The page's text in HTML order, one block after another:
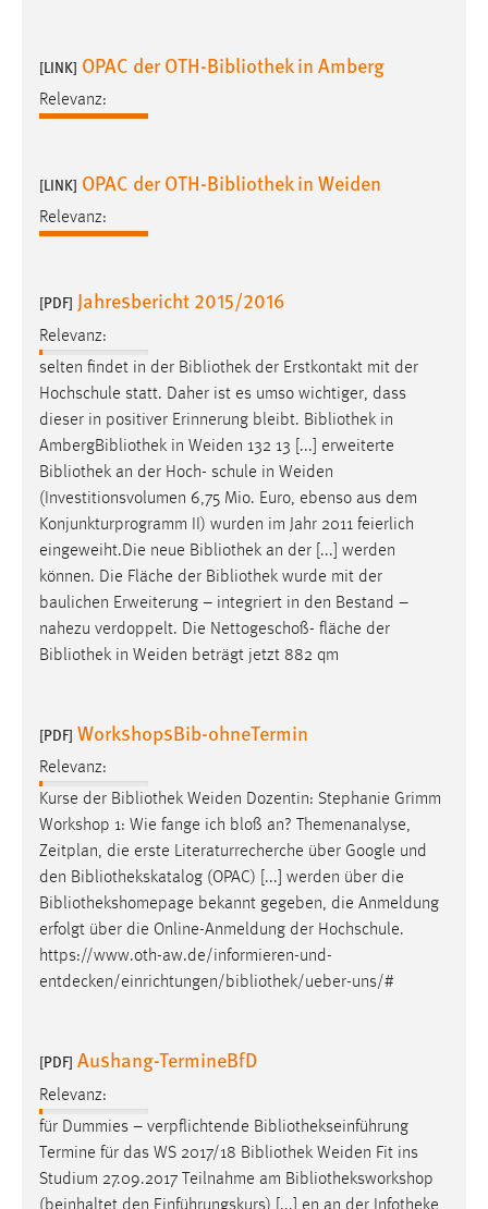
[LINK] OPAC der OTH-Bibliothek in Amberg
Relevanz:
[LINK] OPAC der OTH-Bibliothek in Weiden
Relevanz:
[PDF] Jahresbericht 2015/2016
Relevanz:
selten findet in der Bibliothek der Erstkontakt mit der
Hochschule statt. Daher ist es umso wichtiger, dass
dieser in positiver Erinnerung bleibt. Bibliothek in
AmbergBibliothek in Weiden 132 13 [...] erweiterte
Bibliothek an der Hoch- schule in Weiden
(Investitionsvolumen 6,75 Mio. Euro, ebenso aus dem
Konjunkturprogramm II) wurden im Jahr 2011 feierlich
eingeweiht.Die neue Bibliothek an der [...] werden
können. Die Fläche der Bibliothek wurde mit der
baulichen Erweiterung – integriert in den Bestand –
nahezu verdoppelt. Die Nettogeschoß- fläche der
Bibliothek in Weiden beträgt jetzt 882 qm
[PDF] WorkshopsBib-ohneTermin
Relevanz:
Kurse der Bibliothek Weiden Dozentin: Stephanie Grimm
Workshop 1: Wie fange ich bloß an? Themenanalyse,
Zeitplan, die erste Literaturrecherche über Google und
den Bibliothekskatalog (OPAC) [...] werden über die
Bibliothekshomepage bekannt gegeben, die Anmeldung
erfolgt über die Online-Anmeldung der Hochschule.
https://www.oth-aw.de/informieren-und-
entdecken/einrichtungen/bibliothek/ueber-uns/#
[PDF] Aushang-TermineBfD
Relevanz:
für Dummies – verpflichtende Bibliothekseinführung
Termine für das WS 2017/18 Bibliothek Weiden Fit ins
Studium 27.09.2017 Teilnahme am Bibliotheksworkshop
(beinhaltet den Einführungskurs) [...] en an der Infotheke
5e9dbeb1811c0446 = Sitzungslaufzeit, mibew_locale = 3
Name:
fe_user, be_user, be_lastLoginProvider
einloggen zu können.
Cookie Laufzeit:
24 Stunden
STATISTIK
Diese Informationen helfen uns zu verstehen, wie
unsere Besucher unsere Website nutzen.
Matomo
Name:
_pk_ref, _pk_cvar, _pk_id, _pk_ses
Cookie Laufzeit:
Max. 13 Monate
MARKETING
Marketing Cookies werden von Drittanbietern
verwendet, um personalisierte Werbung anzuzeigen.
Sie tun dies, indem sie Besucher über Websites
hinweg verfolgen.
_gcl_au
Anbieter: